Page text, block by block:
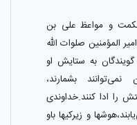
حكمت و مواعظ‍‌ على بن
المؤمنين صلوات اللّٰه
به ستايش او
نمى‌توانند بشمارند،
را ادا كنند.خداوندى
و زيركيها باو